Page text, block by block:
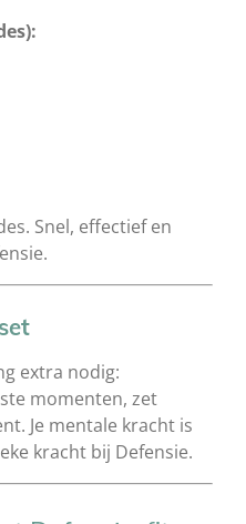
Snel, effectief en
extra nodig:
momenten, zet
Je mentale kracht is
kracht bij Defensie.